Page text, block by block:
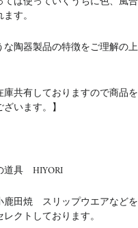
す。
陶器製品の特徴をご理解の
庫共有しておりますので商品
います。】
道具 HIYORI
田焼 スリップウエアなど
クトしております。